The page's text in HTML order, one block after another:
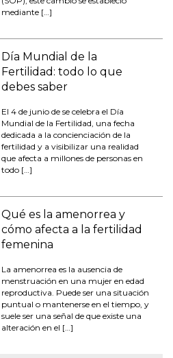
mediante […]
Día Mundial de la
Fertilidad: todo lo que
debes saber
El 4 de junio de se celebra el Día
Mundial de la Fertilidad, una fecha
dedicada a la concienciación de la
fertilidad y a visibilizar una realidad
que afecta a millones de personas en
todo […]
Qué es la amenorrea y
cómo afecta a la fertilidad
femenina
La amenorrea es la ausencia de
menstruación en una mujer en edad
reproductiva. Puede ser una situación
puntual o mantenerse en el tiempo, y
suele ser una señal de que existe una
alteración en el […]